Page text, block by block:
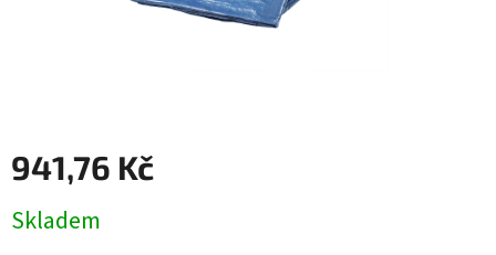
941,76 Kč
cena:
Skladem